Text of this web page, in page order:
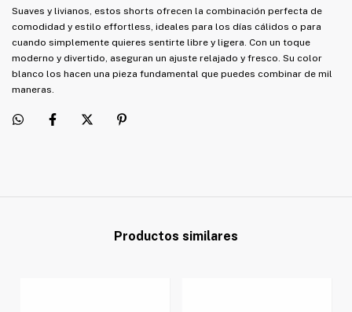
Suaves y livianos, estos shorts ofrecen la combinación perfecta de
comodidad y estilo effortless, ideales para los días cálidos o para
cuando simplemente quieres sentirte libre y ligera. Con un toque
moderno y divertido, aseguran un ajuste relajado y fresco. Su color
blanco los hacen una pieza fundamental que puedes combinar de mil
maneras.
Productos similares